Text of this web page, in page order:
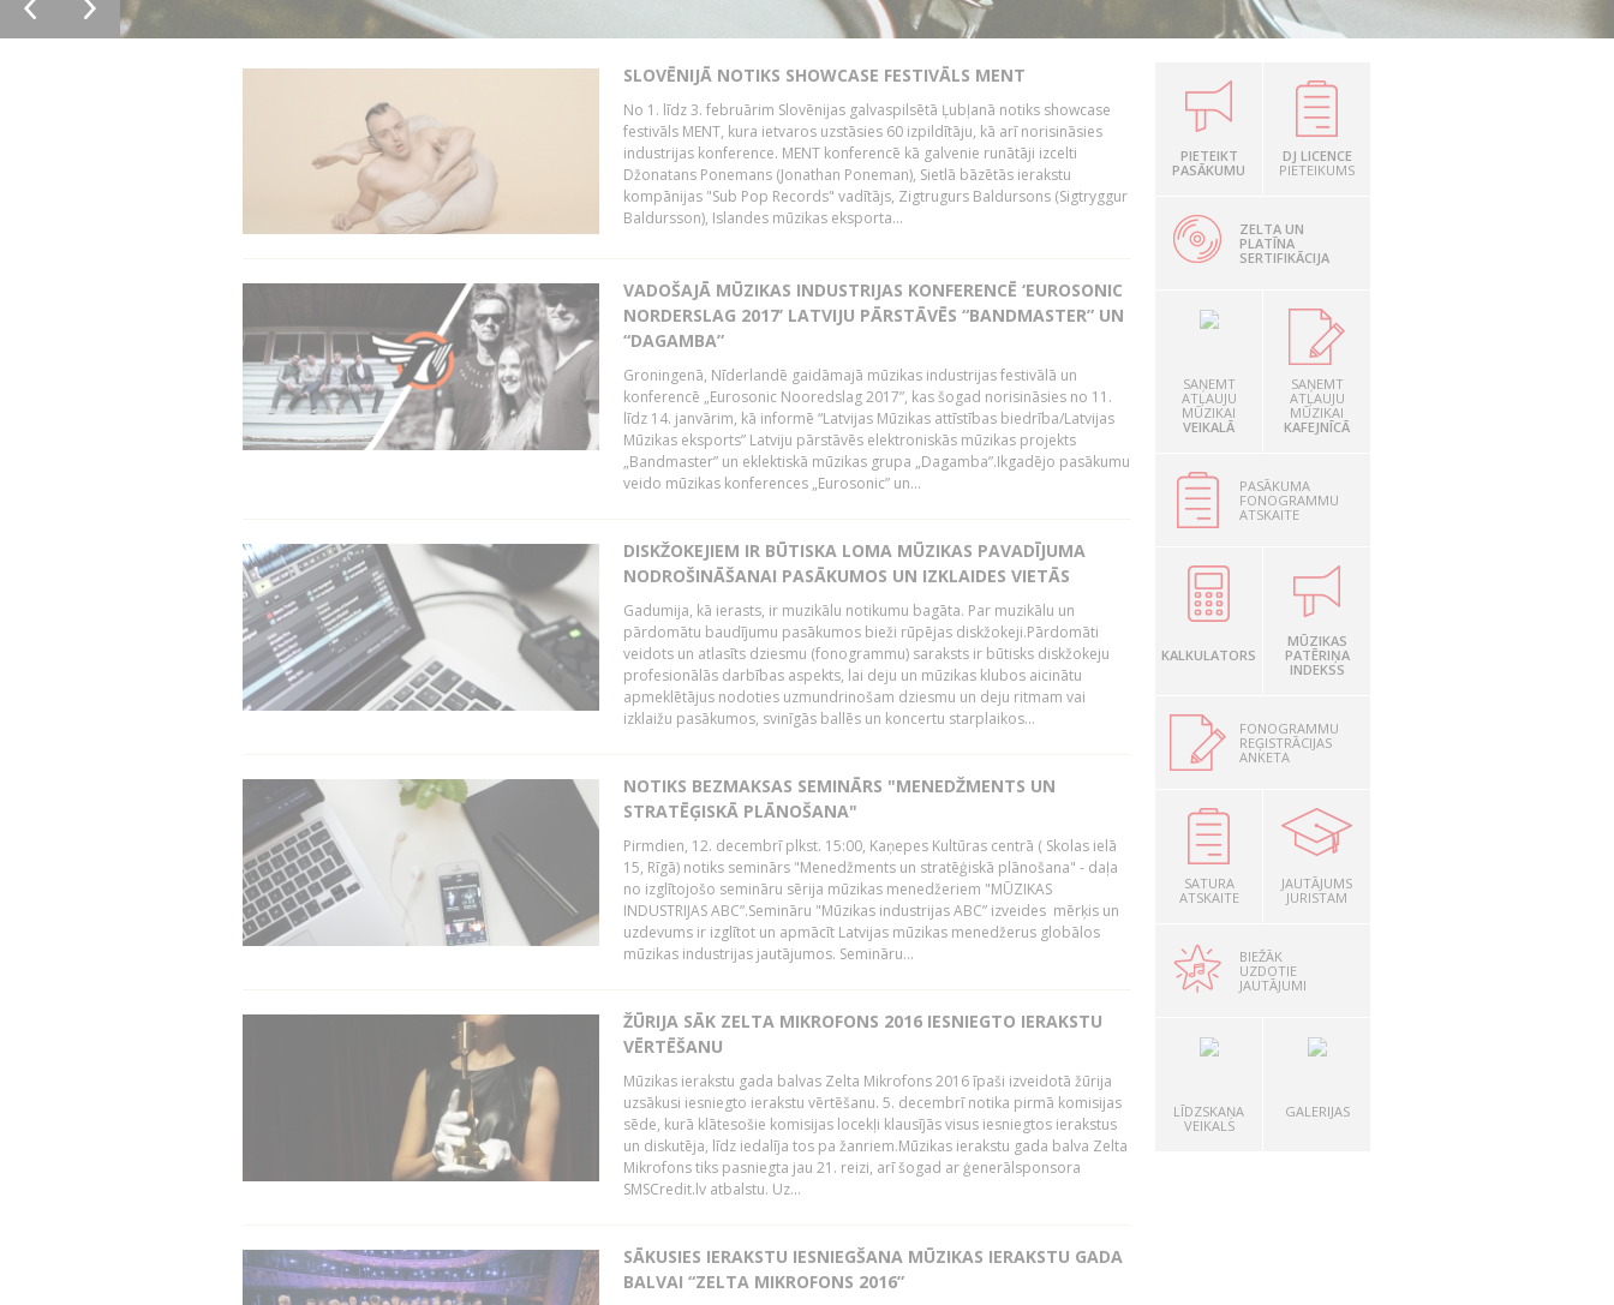
SLOVĒNIJĀ NOTIKS SHOWCASE FESTIVĀLS MENT
No 1. līdz 3. februārim Slovēnijas galvaspilsētā Ļubļanā notiks showcase
festivāls MENT, kura ietvaros uzstāsies 60 izpildītāju, kā arī norisināsies
industrijas konference. MENT konferencē kā galvenie runātāji izcelti
Džonatans Ponemans (Jonathan Poneman), Sietlā bāzētās ierakstu
kompānijas "Sub Pop Records" vadītājs, Zigtrugurs Baldursons (Sigtryggur
Baldursson), Islandes mūzikas eksporta...
VADOŠAJĀ MŪZIKAS INDUSTRIJAS KONFERENCĒ ‘EUROSONIC
NORDERSLAG 2017’ LATVIJU PĀRSTĀVĒS “BANDMASTER” UN
“DAGAMBA”
Groningenā, Nīderlandē gaidāmajā mūzikas industrijas festivālā un
konferencē „Eurosonic Nooredslag 2017”, kas šogad norisināsies no 11.
līdz 14. janvārim, kā informē “Latvijas Mūzikas attīstības biedrība/Latvijas
Mūzikas eksports” Latviju pārstāvēs elektroniskās mūzikas projekts
„Bandmaster” un eklektiskā mūzikas grupa „Dagamba”.Ikgadējo pasākumu
veido mūzikas konferences „Eurosonic” un...
DISKŽOKEJIEM IR BŪTISKA LOMA MŪZIKAS PAVADĪJUMA
NODROŠINĀŠANAI PASĀKUMOS UN IZKLAIDES VIETĀS
Gadumija, kā ierasts, ir muzikālu notikumu bagāta. Par muzikālu un
pārdomātu baudījumu pasākumos bieži rūpējas diskžokeji.Pārdomāti
veidots un atlasīts dziesmu (fonogrammu) saraksts ir būtisks diskžokeju
profesionālās darbības aspekts, lai deju un mūzikas klubos aicinātu
apmeklētājus nodoties uzmundrinošam dziesmu un deju ritmam vai
izklaižu pasākumos, svinīgās ballēs un koncertu starplaikos...
NOTIKS BEZMAKSAS SEMINĀRS "MENEDŽMENTS UN
STRATĒĢISKĀ PLĀNOŠANA"
Pirmdien, 12. decembrī plkst. 15:00, Kaņepes Kultūras centrā ( Skolas ielā
15, Rīgā) notiks seminārs "Menedžments un stratēģiskā plānošana" - daļa
no izglītojošo semināru sērija mūzikas menedžeriem "MŪZIKAS
INDUSTRIJAS ABC”.Semināru "Mūzikas industrijas ABC” izveides mērķis un
uzdevums ir izglītot un apmācīt Latvijas mūzikas menedžerus globālos
mūzikas industrijas jautājumos. Semināru...
ŽŪRIJA SĀK ZELTA MIKROFONS 2016 IESNIEGTO IERAKSTU
VĒRTĒŠANU
Mūzikas ierakstu gada balvas Zelta Mikrofons 2016 īpaši izveidotā žūrija
uzsākusi iesniegto ierakstu vērtēšanu. 5. decembrī notika pirmā komisijas
sēde, kurā klātesošie komisijas locekļi klausījās visus iesniegtos ierakstus
un diskutēja, līdz iedalīja tos pa žanriem.Mūzikas ierakstu gada balva Zelta
Mikrofons tiks pasniegta jau 21. reizi, arī šogad ar ģenerālsponsora
SMSCredit.lv atbalstu. Uz...
SĀKUSIES IERAKSTU IESNIEGŠANA MŪZIKAS IERAKSTU GADA
BALVAI “ZELTA MIKROFONS 2016”
PIETEIKT
PASĀKUMU
DJ LICENCE
PIETEIKUMS
ZELTA UN
PLATĪNA
SERTIFIKĀCIJA
SAŅEMT
ATĻAUJU
MŪZIKAI
VEIKALĀ
SAŅEMT
ATĻAUJU
MŪZIKAI
KAFEJNĪCĀ
PASĀKUMA
FONOGRAMMU
ATSKAITE
KALKULATORS
MŪZIKAS
PATĒRIŅA
INDEKSS
FONOGRAMMU
REĢISTRĀCIJAS
ANKETA
SATURA
ATSKAITE
JAUTĀJUMS
JURISTAM
BIEŽĀK
UZDOTIE
JAUTĀJUMI
LĪDZSKAŅA
VEIKALS
GALERIJAS